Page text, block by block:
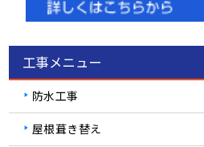
工事メニュー
防水工事
屋根葺き替え